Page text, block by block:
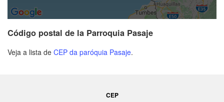
Código postal de la Parroquia Pasaje
Veja a lista de CEP da paróquia Pasaje.
CEP